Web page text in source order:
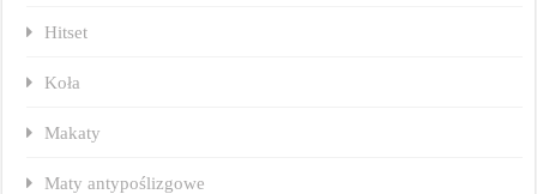
Hitset
Koła
Makaty
Maty antypoślizgowe